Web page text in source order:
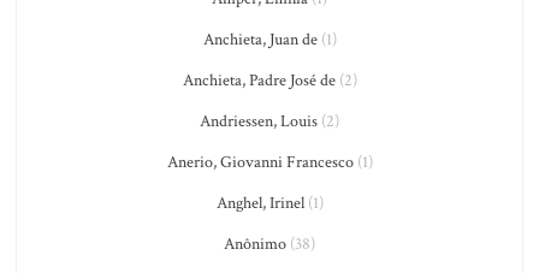
Anchieta, Juan de(1)
Anchieta, Padre José de(2)
Andriessen, Louis (2)
Anerio, Giovanni Francesco(1)
Anghel, Irinel(1)
Anônimo (38)